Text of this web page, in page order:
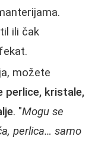
ili čak
možete
perlice, kristale,
. "Mogu se
perlica… samo